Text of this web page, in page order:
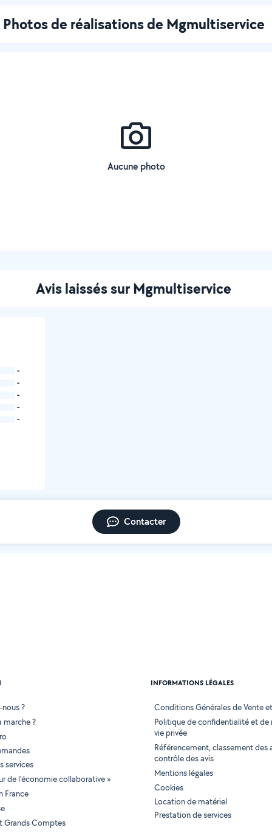
Photos de réalisations de Mgmultiservice
Aucune photo
Avis laissés sur Mgmultiservice
-
-
-
-
-
Contacter
?
?
services
de l'économie collaborative »
France
Grands Comptes
INFORMATIONS LÉGALES
Conditions Générales de Vente
Politique de confidentialité et de
vie privée
Référencement, classement des
contrôle des avis
Mentions légales
Cookies
Location de matériel
Prestation de services